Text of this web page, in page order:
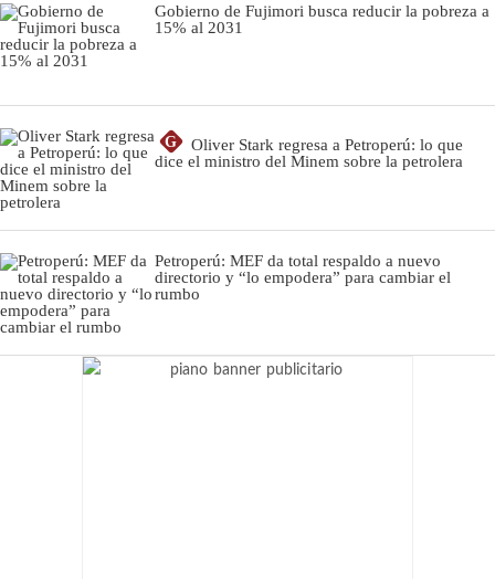
Gobierno de Fujimori busca reducir la pobreza a
15% al 2031
G
Oliver Stark regresa a Petroperú: lo que
dice el ministro del Minem sobre la petrolera
Petroperú: MEF da total respaldo a nuevo
directorio y “lo empodera” para cambiar el
rumbo